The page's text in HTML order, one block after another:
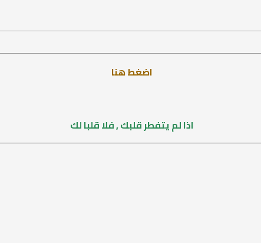
اضغط هنا
اذا لم يتفطر قلبك , فلا قلبا لك